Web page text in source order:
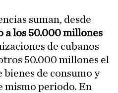
suman, desde
a los 50.000 millones
de cubanos
50.000 millones el
bienes de consumo y
mismo periodo. En